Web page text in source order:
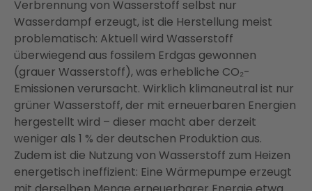
Verbrennung von Wasserstoff selbst nur
Wasserdampf erzeugt, ist die Herstellung meist
problematisch: Aktuell wird Wasserstoff
überwiegend aus fossilem Erdgas gewonnen
(grauer Wasserstoff), was erhebliche CO₂-
Emissionen verursacht. Wirklich klimaneutral ist nur
grüner Wasserstoff, der mit erneuerbaren Energien
hergestellt wird – dieser macht aber derzeit
weniger als 1 % der deutschen Produktion aus.
Zudem ist die Nutzung von Wasserstoff zum Heizen
energetisch ineffizient: Eine Wärmepumpe erzeugt